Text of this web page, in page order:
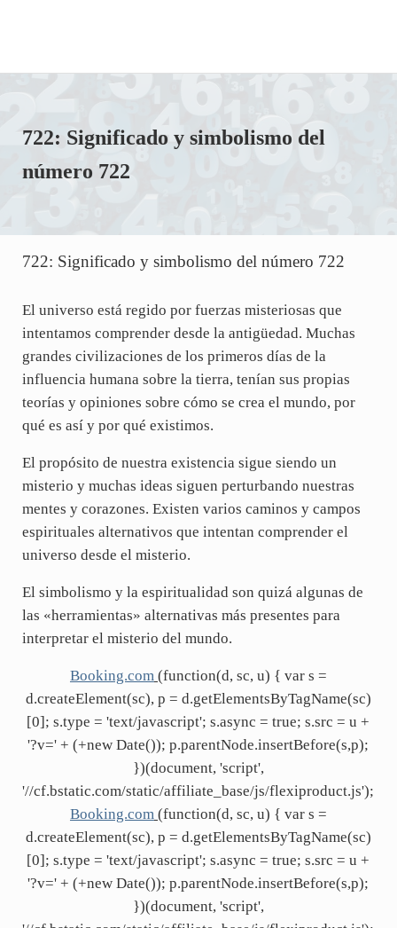
722: Significado y simbolismo del
número 722
722: Significado y simbolismo del número 722
El universo está regido por fuerzas misteriosas que
intentamos comprender desde la antigüedad. Muchas
grandes civilizaciones de los primeros días de la
influencia humana sobre la tierra, tenían sus propias
teorías y opiniones sobre cómo se crea el mundo, por
qué es así y por qué existimos.
El propósito de nuestra existencia sigue siendo un
misterio y muchas ideas siguen perturbando nuestras
mentes y corazones. Existen varios caminos y campos
espirituales alternativos que intentan comprender el
universo desde el misterio.
El simbolismo y la espiritualidad son quizá algunas de
las «herramientas» alternativas más presentes para
interpretar el misterio del mundo.
Booking.com (function(d, sc, u) { var s =
d.createElement(sc), p = d.getElementsByTagName(sc)
[0]; s.type = 'text/javascript'; s.async = true; s.src = u +
'?v=' + (+new Date()); p.parentNode.insertBefore(s,p);
})(document, 'script',
'//cf.bstatic.com/static/affiliate_base/js/flexiproduct.js');
Booking.com (function(d, sc, u) { var s =
d.createElement(sc), p = d.getElementsByTagName(sc)
[0]; s.type = 'text/javascript'; s.async = true; s.src = u +
'?v=' + (+new Date()); p.parentNode.insertBefore(s,p);
})(document, 'script',